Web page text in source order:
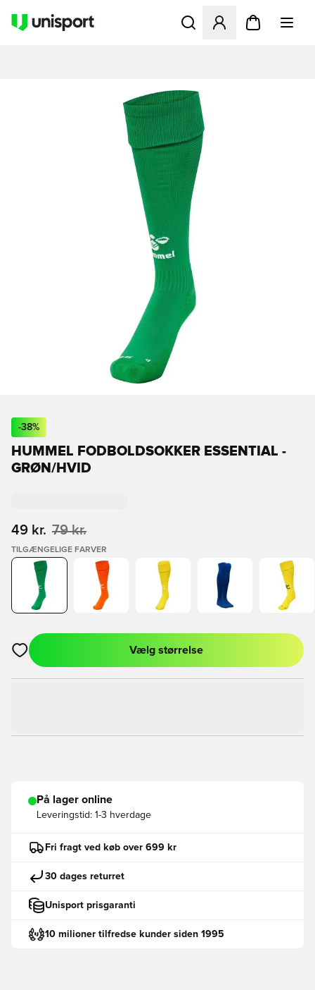
Åbner en Modal til at
-38%
HUMMEL FODBOLDSOKKER ESSENTIAL -
GRØN/HVID
49 kr. 79 kr.
TILGÆNGELIGE FARVER
Åbner en Modal til at logge ind eller tilmelde dig som medlem
Vælg størrelse
På lager online
Leveringstid: 1-3 hverdage
Fri fragt ved køb over 699 kr
30 dages returret
Unisport prisgaranti
10 milioner tilfredse kunder siden 1995